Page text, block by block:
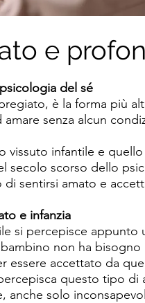
e
del sé
è la forma più
senza alcun
vissuto infantile e
secolo scorso dello
sentirsi amato e
e infanzia
si percepisce
non ha
essere accettato da
questo tipo
anche solo